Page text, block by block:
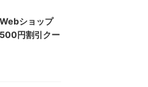
ショップ
円割引クー